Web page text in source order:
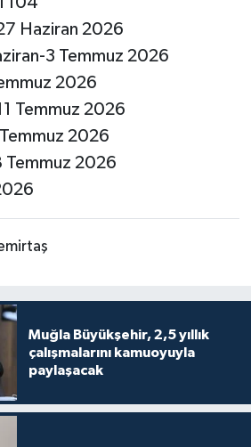
Haziran 2026
3 Temmuz 2026
2026
Temmuz 2026
Temmuz 2026
Temmuz 2026
Muğla Büyükşehir, 2,5 yıllık
çalışmalarını kamuoyuyla
paylaşacak